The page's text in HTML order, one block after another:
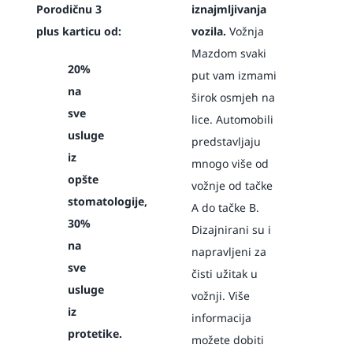
Porodičnu 3
plus karticu od:
20%
na
sve
usluge
iz
opšte
stomatologije,
30%
na
sve
usluge
iz
protetike.
iznajmljivanja
vozila. Vožnja
Mazdom svaki
put vam izmami
širok osmjeh na
lice. Automobili
predstavljaju
mnogo više od
vožnje od tačke
A do tačke B.
Dizajnirani su i
napravljeni za
čisti užitak u
vožnji. Više
informacija
možete dobiti